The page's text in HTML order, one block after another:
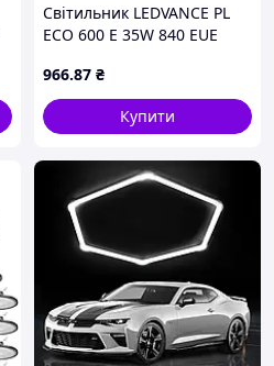
Світильник LEDVANCE PL
ECO 600 E 35W 840 EUE
966.87 ₴
Купити